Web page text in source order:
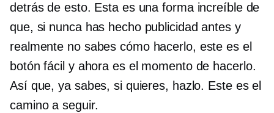
detrás de esto. Esta es una forma increíble de
que, si nunca has hecho publicidad antes y
realmente no sabes cómo hacerlo, este es el
botón fácil y ahora es el momento de hacerlo.
Así que, ya sabes, si quieres, hazlo. Este es el
camino a seguir.